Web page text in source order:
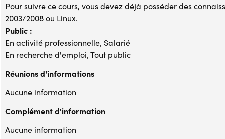
Pour suivre ce cours, vous devez déjà posséder des
2003/2008 ou Linux.
Public :
En activité professionnelle, Salarié
En recherche d'emploi, Tout public
Réunions d'informations
Aucune information
Complément d'information
Aucune information